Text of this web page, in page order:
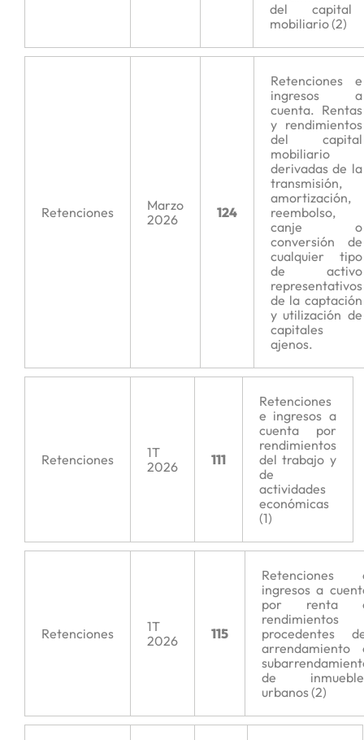
del capital
mobiliario (2)
Retenciones
Marzo
2026
124
Retenciones e
ingresos a
cuenta. Rentas
y rendimientos
del capital
mobiliario
derivadas de la
transmisión,
amortización,
reembolso,
canje o
conversión de
cualquier tipo
de activo
representativos
de la captación
y utilización de
capitales
ajenos.
Retenciones
1T
2026
111
Retenciones
e ingresos a
cuenta por
rendimientos
del trabajo y
de
actividades
económicas
(1)
Retenciones
1T
2026
115
Retenciones
ingresos a
por renta
rendimientos
procedentes
arrendamiento
de
urbanos (2)